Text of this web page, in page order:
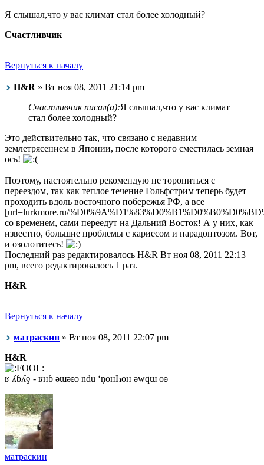
Я слышал,что у вас климат стал более холодный?
Счастливчик
Вернуться к началу
H&R » Вт ноя 08, 2011 21:14 pm
Счастливчик писал(а):Я слышал,что у вас климат
стал более холодный?
Это действительно так, что связано с недавним
землетрясением в Японии, после которого сместилась земная
ось!
Поэтому, настоятельно рекомендую не торопиться с
переездом, так как теплое течение Гольфстрим теперь будет
проходить вдоль восточного побережья РФ, а все
[url=lurkmore.ru/
со временем, сами переедут на Дальний Восток! А у них, как
известно, большие проблемы с кариесом и парадонтозом. Вот,
и озолотитесь!
Последний раз редактировалось H&R Вт ноя 08, 2011 22:13
pm, всего редактировалось 1 раз.
H&R
Вернуться к началу
матраскин » Вт ноя 08, 2011 22:07 pm
H&R
ʁ ʎɓʎƍ - ʁнɓ ǝɯǝʚɔ ndu ‘ņонҺон ǝwqɯ оʚ
матраскин